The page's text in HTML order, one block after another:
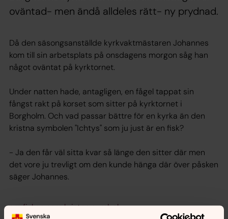
oväntad- men ändå alldeles rätt- ny prydnad.
Då den säsongsanställde kyrkvaktmästaren Johannes
kom till sin arbetsplats på onsdagens morgon såg han
något oväntat på kyrktornet.
Under natten hade, antagligen, en fågel tappat sin
fångst rakt på korset som sitter på kyrktornet i
Borgholm. Och vad passar bättre för en kyrka än den
kristna symbolen "Ichtys" som ju just är en fisk?
- Ja den får väl sitta kvar så länge den sitter där men
det vore ju trevligt om den kunde hänga där över påsken
säger Johannes.
om fisken som kristen symbol